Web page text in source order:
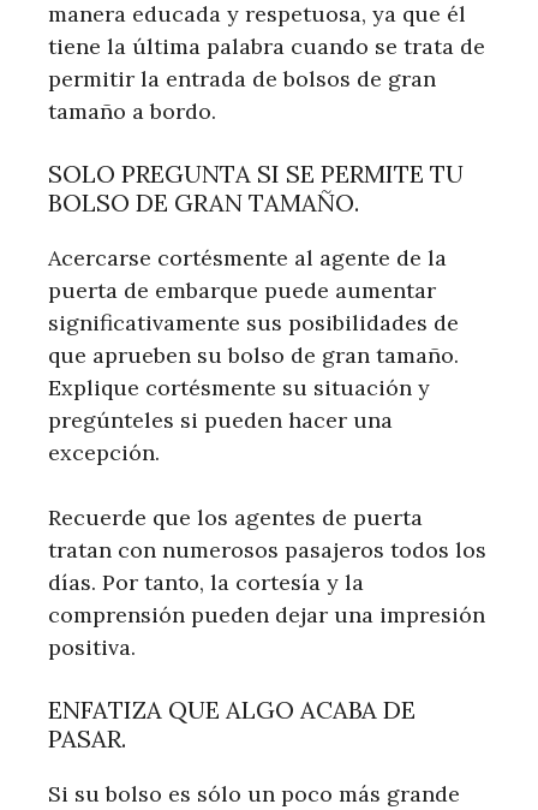
manera educada y respetuosa, ya que él
tiene la última palabra cuando se trata de
permitir la entrada de bolsos de gran
tamaño a bordo.
SOLO PREGUNTA SI SE PERMITE TU
BOLSO DE GRAN TAMAÑO.
Acercarse cortésmente al agente de la
puerta de embarque puede aumentar
significativamente sus posibilidades de
que aprueben su bolso de gran tamaño.
Explique cortésmente su situación y
pregúnteles si pueden hacer una
excepción.
Recuerde que los agentes de puerta
tratan con numerosos pasajeros todos los
días. Por tanto, la cortesía y la
comprensión pueden dejar una impresión
positiva.
ENFATIZA QUE ALGO ACABA DE
PASAR.
Si su bolso es sólo un poco más grande